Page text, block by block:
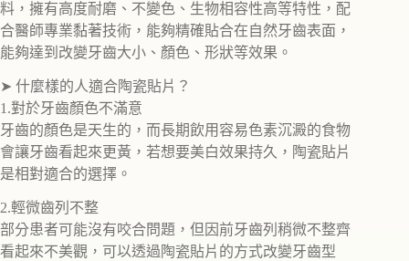
料，擁有高度耐磨、不變色、生物相容性高等特性，配
合醫師專業黏著技術，能夠精確貼合在自然牙齒表面，
能夠達到改變牙齒大小、顏色、形狀等效果。
➤ 什麼樣的人適合陶瓷貼片？
1.對於牙齒顏色不滿意
牙齒的顏色是天生的，而長期飲用容易色素沉澱的食物
會讓牙齒看起來更黃，若想要美白效果持久，陶瓷貼片
是相對適合的選擇。
2.輕微齒列不整
部分患者可能沒有咬合問題，但因前牙齒列稍微不整齊
看起來不美觀，可以透過陶瓷貼片的方式改變牙齒型